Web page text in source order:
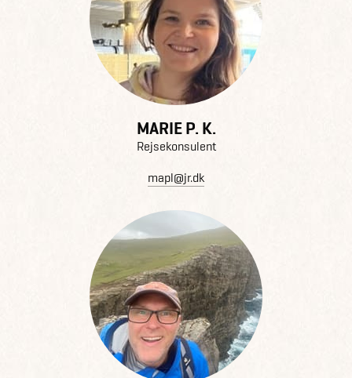
MARIE P. K.
Rejsekonsulent
mapl@jr.dk